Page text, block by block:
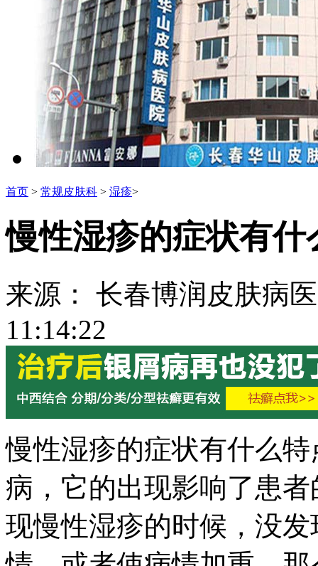
首页 > 常规皮肤科 > 湿疹>
慢性湿疹的症状有什
来源： 长春博润皮肤病
11:14:22
慢性湿疹的症状有什么
病，它的出现影响了患
现慢性湿疹的时候，没